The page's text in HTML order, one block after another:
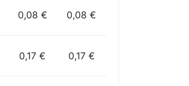
0,08 € 0,08 €
0,17 € 0,17 €